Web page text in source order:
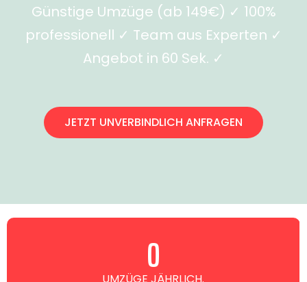
Günstige Umzüge (ab 149€) ✓ 100%
professionell ✓ Team aus Experten ✓
Angebot in 60 Sek. ✓
JETZT UNVERBINDLICH ANFRAGEN
0